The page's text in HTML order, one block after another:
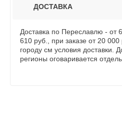
ДОСТАВКА
Доставка по Переславлю - от
610 руб., при заказе от 20
городу см условия доставки.
регионы оговаривается